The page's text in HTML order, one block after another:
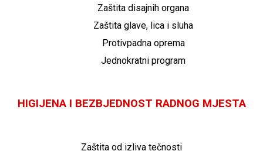
Zaštita disajnih organa
Zaštita glave, lica i sluha
Protivpadna oprema
Jednokratni program
HIGIJENA I BEZBJEDNOST RADNOG MJESTA
Zaštita od izliva tečnosti